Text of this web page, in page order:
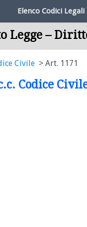
Elenco Codici Legali
Legge –
Civile Art. 1171
Codice